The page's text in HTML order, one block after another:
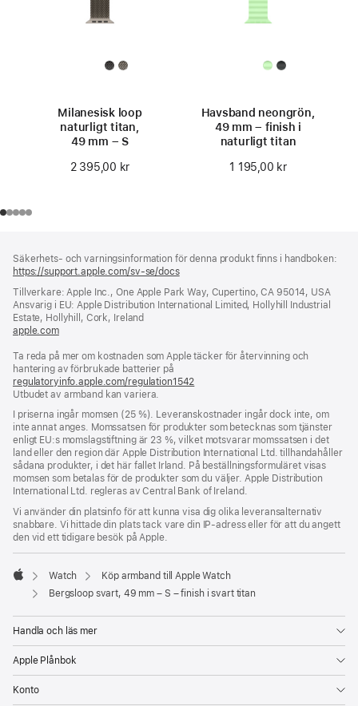
Milanesisk loop
naturligt titan,
49 mm – S
2 395,00 kr
Havsband neongrön,
49 mm – finish i
naturligt titan
1 195,00 kr
Säkerhets- och varningsinformation för denna produkt finns i handboken:
https://support.apple.com/sv-se/docs(öppnas
ett
nytt
Tillverkare: Apple Inc., One Apple Park Way, Cupertino, CA 95014, USA
Ansvarig i EU: Apple Distribution International Limited, Hollyhill Industrial
Estate, Hollyhill, Cork, Ireland
apple.com(öppnas
ett
nytt
fönster)
Ta reda på mer om kostnaden som Apple täcker för återvinning och
hantering av förbrukade batterier på
regulatoryinfo.apple.com/regulation1542
ett
nytt
fönster)
Utbudet av armband kan variera.
I priserna ingår momsen (25 %). Leveranskostnader ingår dock inte, om
inte annat anges. Momssatsen för produkter som betecknas som tjänster
enligt EU:s momslagstiftning är 23 %, vilket motsvarar momssatsen i det
land eller den region där Apple Distribution International Ltd. tillhandahåller
sådana produkter, i det här fallet Irland. På beställningsformuläret visas
momsen som betalas för de produkter som du väljer. Apple Distribution
International Ltd. regleras av Central Bank of Ireland.
Vi använder din platsinfo för att kunna visa dig olika leveransalternativ
snabbare. Vi hittade din plats tack vare din IP-adress eller för att du angett
den vid ett tidigare besök på Apple.
Apple
Watch
Köp armband till Apple Watch
Bergsloop svart, 49 mm – S – finish i svart titan
Handla och läs mer
Apple Plånbok
Konto